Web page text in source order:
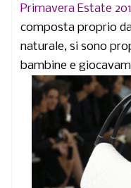
Primavera Estate
composta proprio
naturale, si sono
bambine e